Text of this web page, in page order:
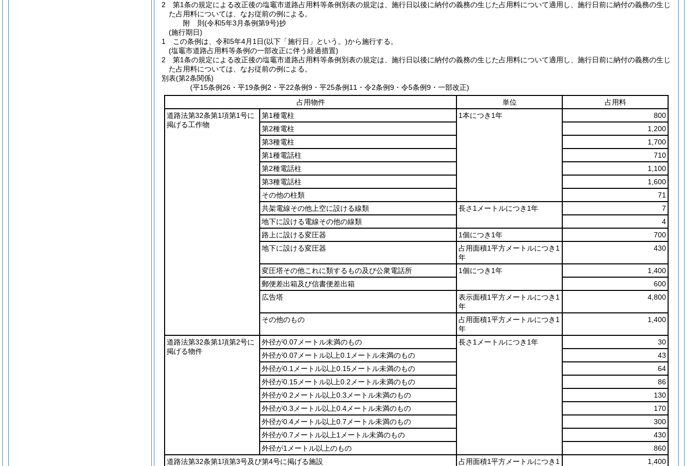
2
第1条の規定による改正後の塩竈市道路占用料等条例別表の規定は、施行日以後に納付の義務の生じた占用料について適用し、施行日前に納付の義務の生じ
た占用料については、なお従前の例による。
附 則(令和5年3月条例第9号)抄
(施行期日)
1
この条例は、令和5年4月1日(以下「施行日」という。)から施行する。
(塩竈市道路占用料等条例の一部改正に伴う経過措置)
2
第1条の規定による改正後の塩竈市道路占用料等条例別表の規定は、施行日以後に納付の義務の生じた占用料について適用し、施行日前に納付の義務の生じ
た占用料については、なお従前の例による。
別表(第2条関係)
(平15条例26・平19条例2・平22条例9・平25条例11・令2条例9・令5条例9・一部改正)
占用物件
単位
占用料
道路法第32条第1項第1号に
掲げる工作物
第1種電柱 1本につき1年
800
第2種電柱
1,200
第3種電柱
1,700
第1種電話柱
710
第2種電話柱
1,100
第3種電話柱
1,600
その他の柱類
71
共架電線その他上空に設ける線類
長さ1メートルにつき1年
7
地下に設ける電線その他の線類
4
路上に設ける変圧器
1個につき1年
700
地下に設ける変圧器
占用面積1平方メートルにつき1
年
430
変圧塔その他これに類するもの及び公衆電話所 1個につき1年
1,400
郵便差出箱及び信書便差出箱
600
広告塔
表示面積1平方メートルにつき1
年
4,800
その他のもの
占用面積1平方メートルにつき1
年
1,400
道路法第32条第1項第2号に
掲げる物件
外径が0.07メートル未満のもの 長さ1メートルにつき1年
30
外径が0.07メートル以上0.1メートル未満のもの
43
外径が0.1メートル以上0.15メートル未満のもの
64
外径が0.15メートル以上0.2メートル未満のもの
86
外径が0.2メートル以上0.3メートル未満のもの
130
外径が0.3メートル以上0.4メートル未満のもの
170
外径が0.4メートル以上0.7メートル未満のもの
300
外径が0.7メートル以上1メートル未満のもの
430
外径が1メートル以上のもの
860
道路法第32条第1項第3号及び第4号に掲げる施設
占用面積1平方メートルにつき1
1,400